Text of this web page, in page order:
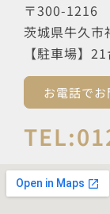
〒300-1216
茨城県牛久
【駐車場】
お電話で